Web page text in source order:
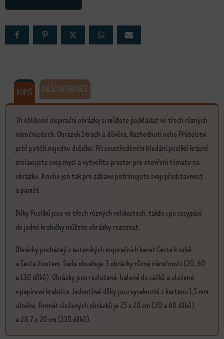
POPIS DALŠÍ INFORMACE
Tři oblíbené inspirační obrázky si můžete poskládat ve třech různých
náročnostech. Obrázek Strach a důvěra, Rozhodnutí nebo Přátelství
jistě potěší nejednu dušičku. Při soustředěném hledání puclíků krásně
zrelaxujete svoji mysl a vytvoříte prostor pro otevření tématu na
obrázku. A nebo jen tak pro zábavu potrénujete svoji představivost
a paměť.
Dílky Puclíků jsou ve třech různých velikostech, takže i po sesypání
do jedné krabičky můžete obrázky rozeznat.
Obrázky pocházejí z autorských inspiračních karet Cesta k sobě
a Cesta životem. Sada obsahuje 3 obrázky různé náročnosti (20, 60
a 130 dílků). Obrázky jsou rozložené, balené do sáčků a uložené
v papírové krabičce. Jednotlivé dílky jsou vyseknuté z kartonu 1,5 mm
silného. Formát složených obrázků je 25 x 20 cm (20 a 60 dílků)
a 28,7 x 20 cm (130 dílků).